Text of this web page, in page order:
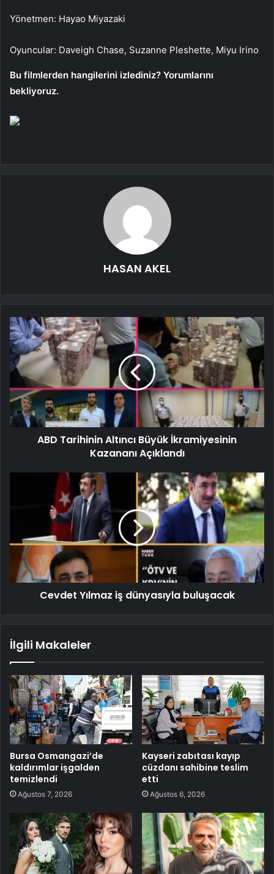
Yönetmen: Hayao Miyazaki
Oyuncular: Daveigh Chase, Suzanne Pleshette, Miyu Irino
Bu filmlerden hangilerini izlediniz? Yorumlarını
bekliyoruz.
HASAN AKEL
ABD Tarihinin Altıncı Büyük İkramiyesinin
Kazananı Açıklandı
Cevdet Yılmaz iş dünyasıyla buluşacak
İlgili Makaleler
Bursa Osmangazi’de
kaldırımlar işgalden
temizlendi
Ağustos 7, 2026
Kayseri zabıtası kayıp
cüzdanı sahibine teslim
etti
Ağustos 6, 2026